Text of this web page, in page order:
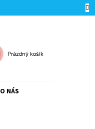
Prázdný košík
O NÁS